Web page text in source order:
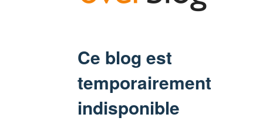
Ce blog est
temporairement
indisponible